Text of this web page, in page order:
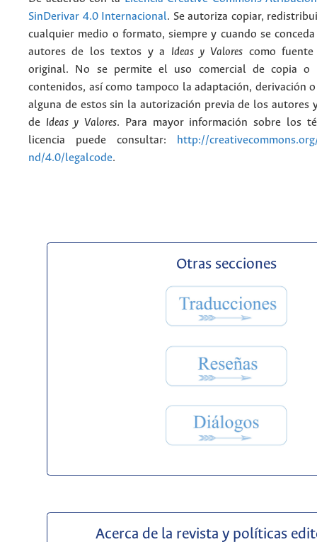
SinDerivar 4.0 Internacional. Se autoriza copiar,
cualquier medio o formato, siempre y cuando se
autores de los textos y a Ideas y Valores como
original. No se permite el uso comercial de copia o
contenidos, así como tampoco la adaptación, derivación
alguna de estos sin la autorización previa de los autores
de Ideas y Valores. Para mayor información sobre los
licencia puede consultar:
http://
nd/4.0/legalcode.
Otras secciones
Acerca de la revista y políticas